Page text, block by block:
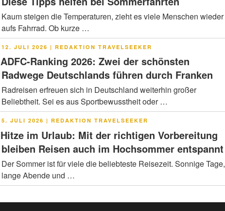
Kaum steigen die Temperaturen, zieht es viele Menschen wieder
aufs Fahrrad. Ob kurze …
VERÖFFENTLICHT
12. JULI 2026 | REDAKTION TRAVELSEEKER
ADFC-Ranking 2026: Zwei der schönsten
Radwege Deutschlands führen durch Franken
Radreisen erfreuen sich in Deutschland weiterhin großer
Beliebtheit. Sei es aus Sportbewusstheit oder …
VERÖFFENTLICHT
5. JULI 2026 | REDAKTION TRAVELSEEKER
Hitze im Urlaub: Mit der richtigen Vorbereitung
bleiben Reisen auch im Hochsommer entspannt
Der Sommer ist für viele die beliebteste Reisezeit. Sonnige Tage,
lange Abende und …